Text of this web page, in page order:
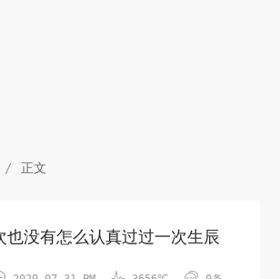
/ 正文
也没有怎么认真过过一次生辰